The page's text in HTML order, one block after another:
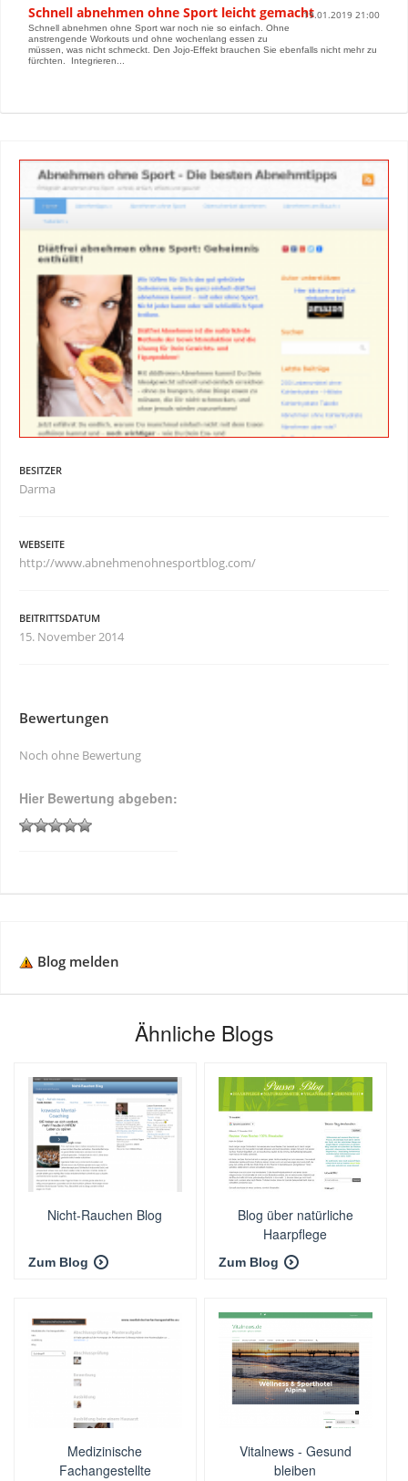
Schnell abnehmen ohne Sport leicht gemacht19.01.2019 21:00
Schnell abnehmen ohne Sport war noch nie so einfach. Ohne
anstrengende Workouts und ohne wochenlang essen zu
müssen, was nicht schmeckt. Den Jojo-Effekt brauchen Sie ebenfalls nicht mehr zu
fürchten. Integrieren...
BESITZER
Darma
WEBSEITE
http://www.abnehmenohnesportblog.com/
BEITRITTSDATUM
15. November 2014
Bewertungen
Noch ohne Bewertung
Hier Bewertung abgeben:
Blog melden
Ähnliche Blogs
Nicht-Rauchen Blog
Zum Blog
Blog über natürliche
Haarpflege
Zum Blog
Medizinische
Fachangestellte
Vitalnews - Gesund
bleiben